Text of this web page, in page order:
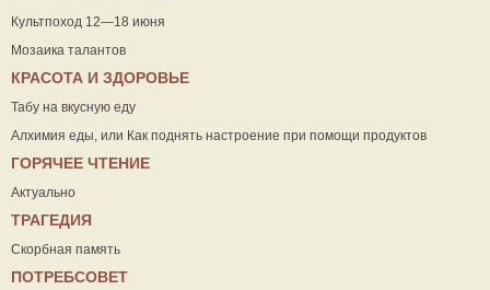
Культпоход 12—18 июня
Мозаика талантов
КРАСОТА И ЗДОРОВЬЕ
Табу на вкусную еду
Алхимия еды, или Как поднять настроение при помощи продуктов
ГОРЯЧЕЕ ЧТЕНИЕ
Актуально
ТРАГЕДИЯ
Скорбная память
ПОТРЕБСОВЕТ